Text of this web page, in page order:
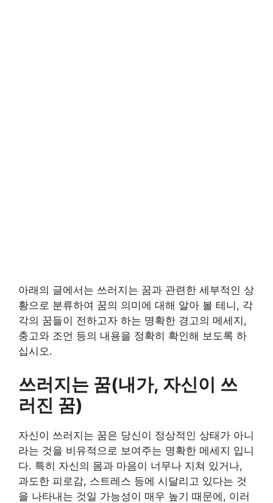
아래의 글에서는 쓰러지는 꿈과 관련한 세부적인 상
황으로 분류하여 꿈의 의미에 대해 알아 볼 테니, 각
각의 꿈들이 전하고자 하는 명확한 경고의 메세지,
충고와 조언 등의 내용을 정확히 확인해 보도록 하
십시오.
쓰러지는 꿈(내가, 자신이 쓰
러진 꿈)
자신이 쓰러지는 꿈은 당신이 정상적인 상태가 아니
라는 것을 비유적으로 보여주는 명확한 메세지 입니
다. 특히 자신의 몸과 마음이 너무나 지쳐 있거나,
과도한 피로감, 스트레스 등에 시달리고 있다는 것
을 나타내는 것일 가능성이 매우 높기 때문에, 이러